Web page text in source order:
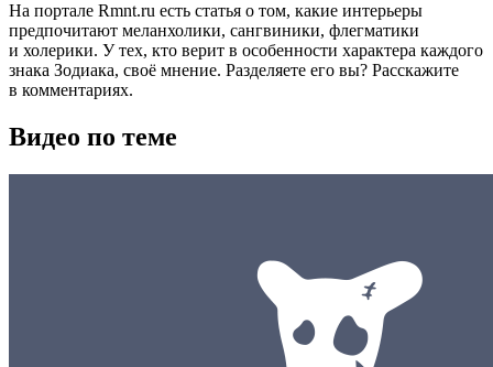
На портале Rmnt.ru есть статья о том, какие интерьеры
предпочитают меланхолики, сангвиники, флегматики
и холерики. У тех, кто верит в особенности характера каждого
знака Зодиака, своё мнение. Разделяете его вы? Расскажите
в комментариях.
Видео по теме